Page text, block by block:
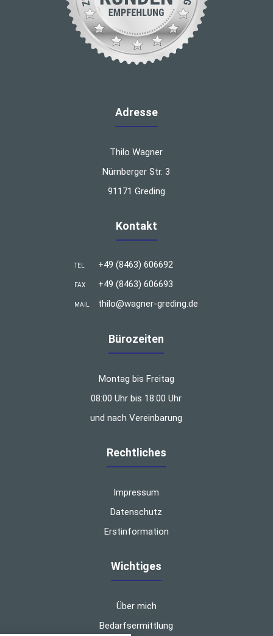
Adresse
Thilo Wagner
Nürnberger Str. 3
91171 Greding
Kontakt
TEL +49 (8463) 606692
FAX +49 (8463) 606693
MAIL thilo@wagner-greding.de
Bürozeiten
Montag bis Freitag
08:00 Uhr bis 18:00 Uhr
und nach Vereinbarung
Rechtliches
Impressum
Datenschutz
Erstinformation
Wichtiges
Über mich
Bedarfsermittlung